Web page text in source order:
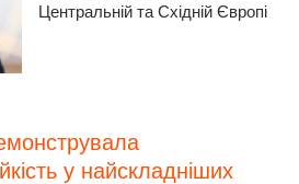
Центральній та Східній Європі
у найскладніших